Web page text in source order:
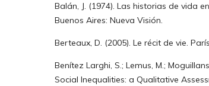
Balán, J. (1974). Las historias de vida
Buenos Aires: Nueva Visión.
Berteaux, D. (2005). Le récit de vie.
Benítez Larghi, S.; Lemus, M.;
Social Inequalities: a Qualitative